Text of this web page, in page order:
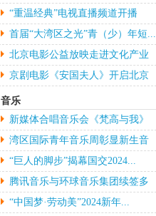
“重温经典”电视直播频道开播
首届“大湾区之光”青（少）年短...
北京电影公益放映走进文化产业
园...
京剧电影《安国夫人》开启北京
长...
音乐
新媒体合唱音乐会《梵高与我》
中...
湾区国际青年音乐周彰显新生音
乐...
“巨人的脚步”揭幕国交2024...
腾讯音乐与环球音乐集团续签多
年...
“中国梦·劳动美”2024新年...